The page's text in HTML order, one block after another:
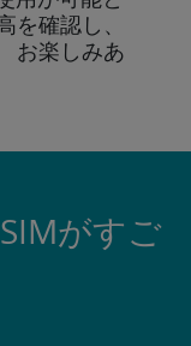
を確認し、
お楽しみあ
がすご